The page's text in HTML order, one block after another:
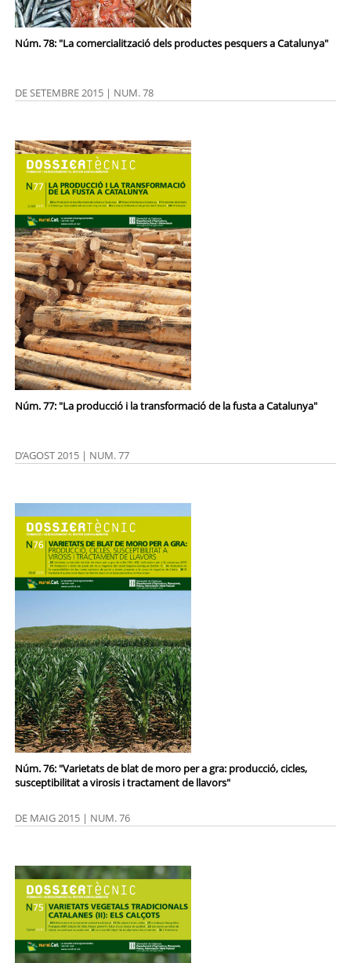
Núm. 78: "La comercialització dels productes pesquers a Catalunya"
DE SETEMBRE 2015 | NUM. 78
Núm. 77: "La producció i la transformació de la fusta a Catalunya"
D’AGOST 2015 | NUM. 77
Núm. 76: "Varietats de blat de moro per a gra: producció, cicles,
susceptibilitat a virosis i tractament de llavors"
DE MAIG 2015 | NUM. 76